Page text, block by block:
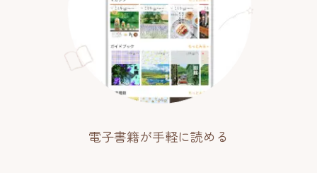
電子書籍が手軽に読める